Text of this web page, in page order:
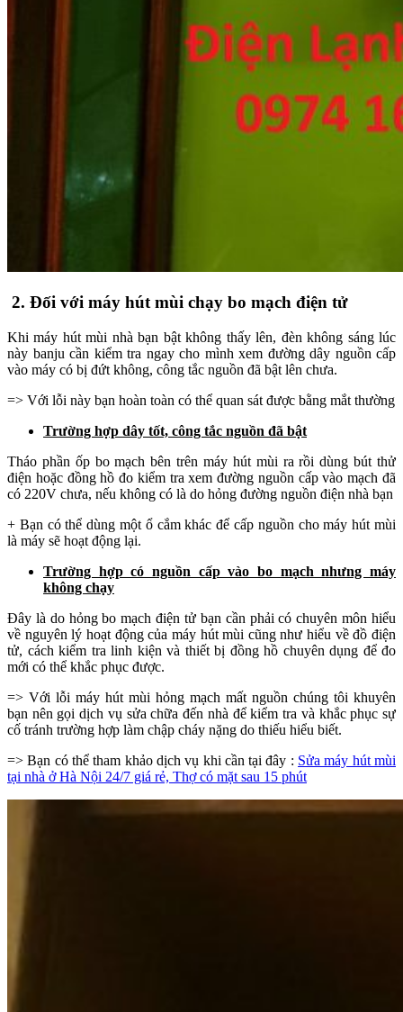
2. Đối với máy hút mùi chạy bo mạch điện tử
Khi máy hút mùi nhà bạn bật không thấy lên, đèn không sáng lúc
này banju cần kiểm tra ngay cho mình xem đường dây nguồn cấp
vào máy có bị đứt không, công tắc nguồn đã bật lên chưa.
=> Với lỗi này bạn hoàn toàn có thể quan sát được bằng mắt thường
Trường hợp dây tốt, công tắc nguồn đã bật
Tháo phần ốp bo mạch bên trên máy hút mùi ra rồi dùng bút thử
điện hoặc đồng hồ đo kiểm tra xem đường nguồn cấp vào mạch đã
có 220V chưa, nếu không có là do hỏng đường nguồn điện nhà bạn
+ Bạn có thể dùng một ổ cắm khác để cấp nguồn cho máy hút mùi
là máy sẽ hoạt động lại.
Trường hợp có nguồn cấp vào bo mạch nhưng máy
không chạy
Đây là do hỏng bo mạch điện tử bạn cần phải có chuyên môn hiểu
về nguyên lý hoạt động của máy hút mùi cũng như hiểu về đồ điện
tử, cách kiểm tra linh kiện và thiết bị đồng hồ chuyên dụng để đo
mới có thể khắc phục được.
=> Với lỗi máy hút mùi hỏng mạch mất nguồn chúng tôi khuyên
bạn nên gọi dịch vụ sửa chữa đến nhà để kiểm tra và khắc phục sự
cố tránh trường hợp làm chập cháy nặng do thiếu hiểu biết.
=> Bạn có thể tham khảo dịch vụ khi cần tại đây : Sửa máy hút mùi
tại nhà ở Hà Nội 24/7 giá rẻ, Thợ có mặt sau 15 phút